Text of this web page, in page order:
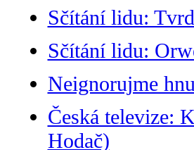
Sčítání lidu:
Sčítání lidu:
Neignorujme
Česká televize:
Hodač)